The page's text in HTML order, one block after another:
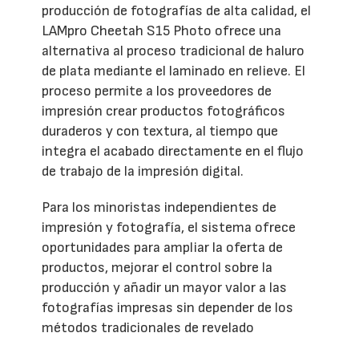
producción de fotografías de alta calidad, el
LAMpro Cheetah S15 Photo ofrece una
alternativa al proceso tradicional de haluro
de plata mediante el laminado en relieve. El
proceso permite a los proveedores de
impresión crear productos fotográficos
duraderos y con textura, al tiempo que
integra el acabado directamente en el flujo
de trabajo de la impresión digital.
Para los minoristas independientes de
impresión y fotografía, el sistema ofrece
oportunidades para ampliar la oferta de
productos, mejorar el control sobre la
producción y añadir un mayor valor a las
fotografías impresas sin depender de los
métodos tradicionales de revelado